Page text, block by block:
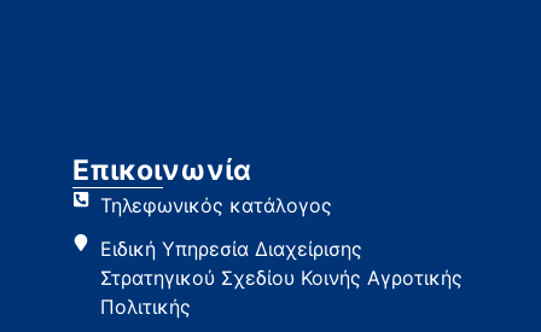
Επικοινωνία
Τηλεφωνικός κατάλογος
Ειδική Υπηρεσία Διαχείρισης
Στρατηγικού Σχεδίου Κοινής Αγροτικής
Πολιτικής